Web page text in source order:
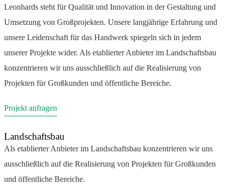
Leonhards steht für Qualität und Innovation in der Gestaltung und
Umsetzung von Großprojekten. Unsere langjährige Erfahrung und
unsere Leidenschaft für das Handwerk spiegeln sich in jedem
unserer Projekte wider. Als etablierter Anbieter im Landschaftsbau
konzentrieren wir uns ausschließlich auf die Realisierung von
Projekten für Großkunden und öffentliche Bereiche.
Projekt anfragen
Landschaftsbau
Als etablierter Anbieter im Landschaftsbau konzentrieren wir uns
ausschließlich auf die Realisierung von Projekten für Großkunden
und öffentliche Bereiche.